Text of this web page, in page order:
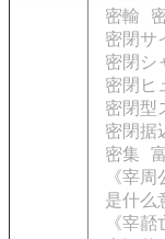
密輸
密閉サ
密閉シ
密閉ヒ
密閉型
密閉据
密集
富
《宰
是什么
《宰